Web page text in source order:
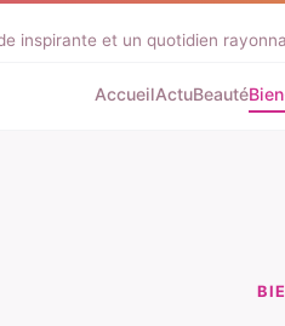
inspirante et un quotidien
AccueilActuBeauté